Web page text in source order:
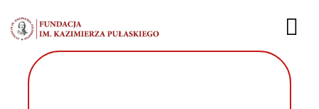
do
zawartości